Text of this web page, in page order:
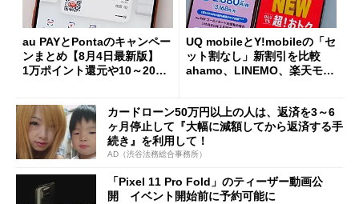
au PAYとPontaのキャンペー
ンまとめ【8月4日最新版】
1万ポイント還元や10～20％
UQ mobileとY!mobileの「セ
ット割なし」新割引を比較
ahamo、LINEMO、楽天モバ
カードローン50万円以上の人は、返済を3～6
ヶ月停止して『大幅に減額してから返済する手
続き』を利用して！
AD（渋谷法務総合事務所）
「Pixel 11 Pro Fold」のティーザー動画公
開 イベント開始前に予約可能に